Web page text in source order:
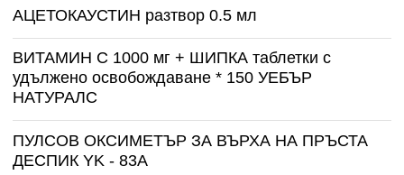
АЦЕТОКАУСТИН разтвор 0.5 мл
ВИТАМИН С 1000 мг + ШИПКА таблетки с
удължено освобождаване * 150 УЕБЪР
НАТУРАЛС
ПУЛСОВ ОКСИМЕТЪР ЗА ВЪРХА НА ПРЪСТА
ДЕСПИК YK - 83A